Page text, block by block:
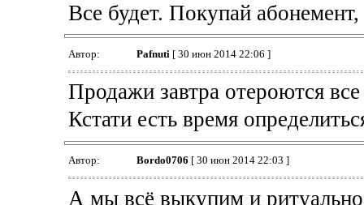
Все будет. Покупай
Автор: Pafnuti[ 30 июн 2014 22:06 ]
Продажи завтра отероются
Кстати есть время
Автор: Bordo0706 [ 30 июн 2014 22:03 ]
А мы всё выкупим и